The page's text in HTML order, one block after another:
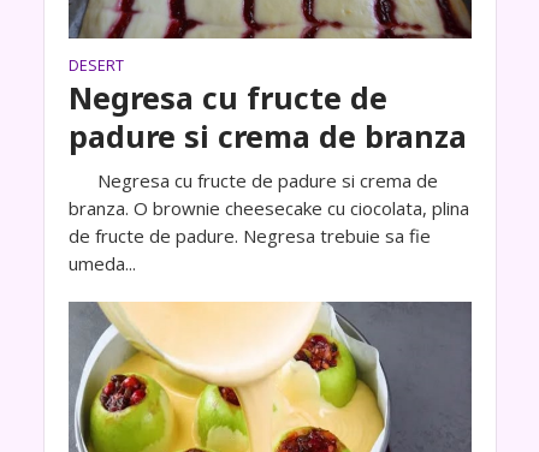
DESERT
Negresa cu fructe de
padure si crema de branza
Negresa cu fructe de padure si crema de
branza. O brownie cheesecake cu ciocolata, plina
de fructe de padure. Negresa trebuie sa fie
umeda...